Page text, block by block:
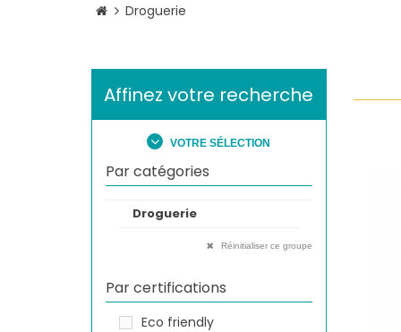
Droguerie
Affinez votre recherche
VOTRE SÉLECTION
Par catégories
Droguerie
Réinitialiser ce groupe
Par certifications
Eco friendly